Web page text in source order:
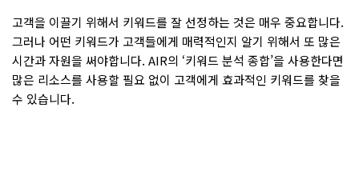
고객을 이끌기 위해서 키워드를 잘 선정하는 것은 매우 중요합니다.
그러나 어떤 키워드가 고객들에게 매력적인지 알기 위해서 또 많은
시간과 자원을 써야합니다. AIR의 ‘키워드 분석 종합’을 사용한다면
많은 리소스를 사용할 필요 없이 고객에게 효과적인 키워드를 찾을
수 있습니다.